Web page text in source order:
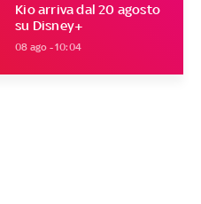
Kio arriva dal 20 agosto
su Disney+
08 ago - 10:04